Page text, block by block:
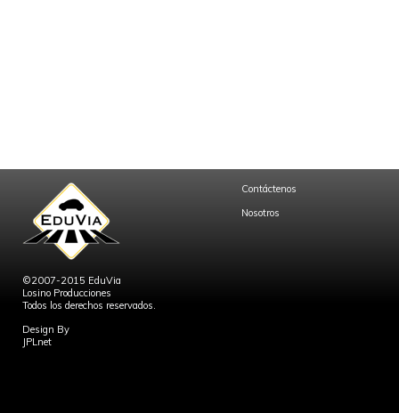
©2007-2015 EduVia
Losino Producciones
Todos los derechos reservados.
Design By
JPLnet
Contáctenos
Nosotros